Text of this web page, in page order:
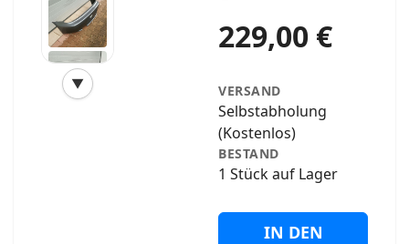
▼
‹
229,00 €
VERSAND
Selbstabholung
(Kostenlos)
BESTAND
1 Stück auf Lager
IN DEN